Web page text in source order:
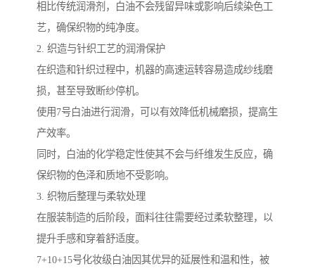
相比传统润滑剂，白油不会残留异味或影响后续染色工
艺，确保织物的纯净度。
2. 织造与针织工艺的润滑保护
在织造和针织过程中，机器的高速运转容易造成纱线磨
损，甚至导致断纱停机。
使用7号白油进行润滑，可以有效降低机械磨损，提高生
产效率。
同时，白油的化学稳定性使其不会与纤维发生反应，确
保织物的色泽和质地不受影响。
3. 织物后整理与柔软处理
在服装制造的后阶段，面料往往需要经过柔软整理，以
提升手感和穿着舒适度。
7+10+15号化妆级白油因其优异的延展性和温和性，被